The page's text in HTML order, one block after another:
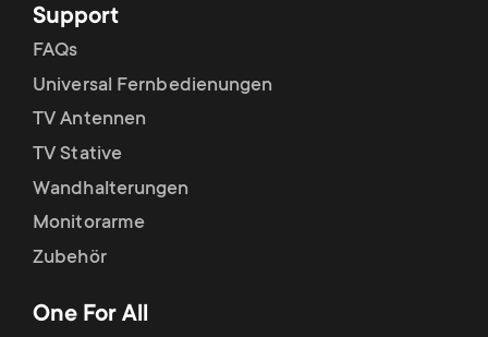
Support
FAQs
Universal Fernbedienungen
TV Antennen
TV Stative
Wandhalterungen
Monitorarme
Zubehör
One For All